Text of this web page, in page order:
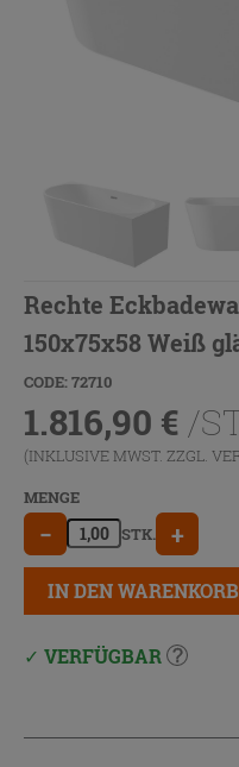
Rechte
150x75x58 Weiß
CODE: 72710
1.816,90 € /
(INKLUSIVE MWST. ZZGL.
MENGE
− STK. +
IN DEN
VERFÜGBAR